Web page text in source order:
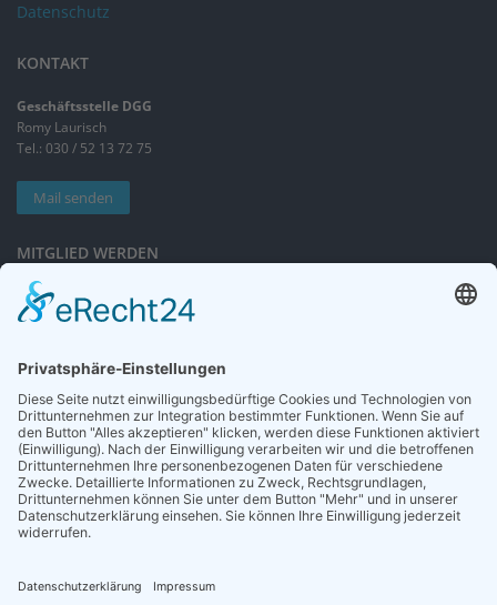
Datenschutz
KONTAKT
Geschäftsstelle DGG
Romy Laurisch
Tel.: 030 / 52 13 72 75
Mail senden
MITGLIED WERDEN
Sieben gute Gründe
für Ihre Mitgliedschaft
NEWSLETTER
Neuigkeiten rund um die Geriatrie und die DGG – regelmäßig in Ihrem
Postfach.